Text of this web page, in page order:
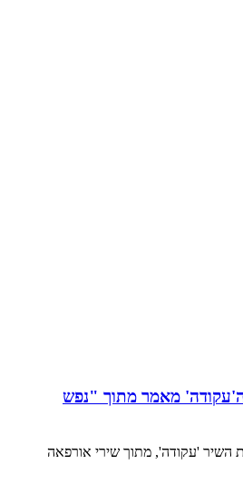
מאמר מתוך "נפש
השיר 'עקודה', מתוך שירי אורפאה